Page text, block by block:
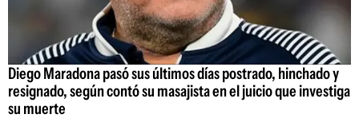
Diego Maradona pasó sus últimos días postrado, hinchado y
resignado, según contó su masajista en el juicio que investiga
su muerte